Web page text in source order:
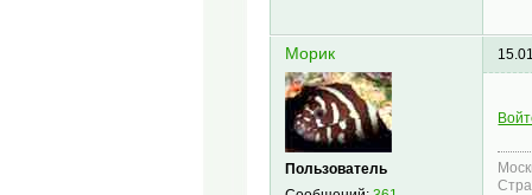
Морик
Пользователь